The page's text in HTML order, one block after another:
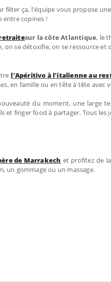
fêter ça, l'équipe vous propose
entre copines !
sur la côte Atlantique, le
on se détoxifie, on se ressource
l'Apéritivo à l'italienne au
en famille ou en tête à tête avec
du moment, une large
finger food à partager. Tous les
de Marrakech et profitez de
un gommage ou un massage.